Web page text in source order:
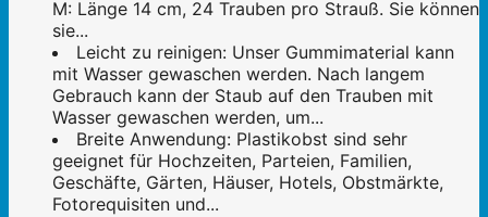
M: Länge 14 cm, 24 Trauben pro Strauß. Sie können
sie...
Leicht zu reinigen: Unser Gummimaterial kann
mit Wasser gewaschen werden. Nach langem
Gebrauch kann der Staub auf den Trauben mit
Wasser gewaschen werden, um...
Breite Anwendung: Plastikobst sind sehr
geeignet für Hochzeiten, Parteien, Familien,
Geschäfte, Gärten, Häuser, Hotels, Obstmärkte,
Fotorequisiten und...